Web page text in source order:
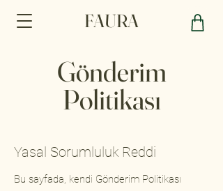
FAURA
Gönderim
Politikası
Yasal Sorumluluk Reddi
Bu sayfada, kendi Gönderim Politikası